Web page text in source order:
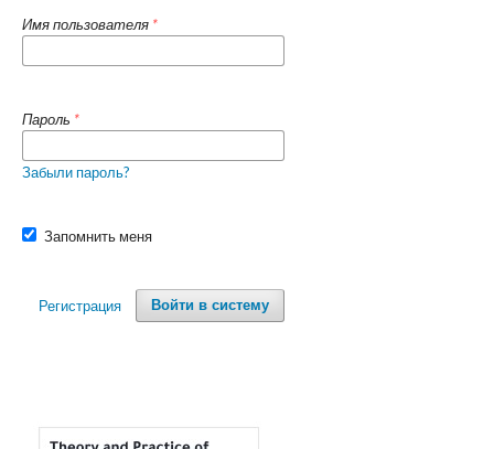
Имя пользователя *
Пароль *
Забыли пароль?
Запомнить меня
Войти в систему
Регистрация